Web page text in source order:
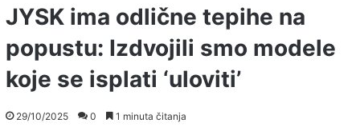
JYSK ima odlične tepihe na
popustu: Izdvojili smo modele
koje se isplati ‘uloviti’
29/10/2025 0 1 minuta čitanja